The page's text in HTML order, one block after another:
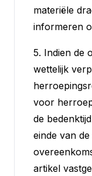
materiële
informeren
5. Indien de
wettelijk
voor
de
einde van
artikel